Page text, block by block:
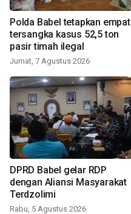
Polda Babel tetapkan empat
tersangka kasus 52,5 ton
pasir timah ilegal
Jumat, 7 Agustus 2026
DPRD Babel gelar RDP
dengan Aliansi Masyarakat
Terdzolimi
Rabu, 5 Agustus 2026